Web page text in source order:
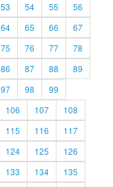
53 54 55
56
64 65 66
67
75 76 77
78
86 87 88
89
97 98
99
106 107
108
115 116
117
124 125
126
133 134
135